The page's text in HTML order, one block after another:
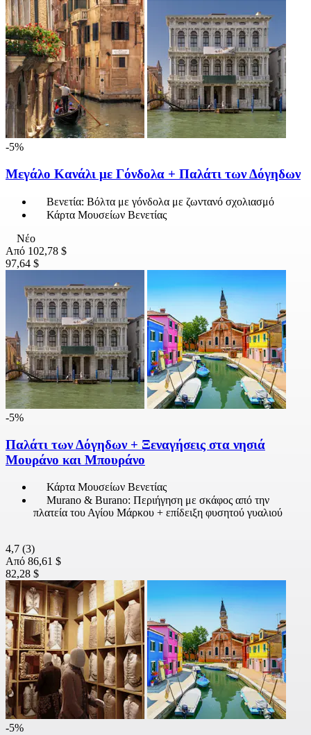
-5%
Μεγάλο Κανάλι με Γόνδολα + Παλάτι των Δόγηδων
Βενετία: Βόλτα με γόνδολα με ζωντανό σχολιασμό
Κάρτα Μουσείων Βενετίας
Νέο
Από 102,78 $
97,64 $
-5%
Παλάτι των Δόγηδων + Ξεναγήσεις στα νησιά
Μουράνο και Μπουράνο
Κάρτα Μουσείων Βενετίας
Murano & Burano: Περιήγηση με σκάφος από την
πλατεία του Αγίου Μάρκου + επίδειξη φυσητού γυαλιού
4,7 (3)
Από 86,61 $
82,28 $
-5%